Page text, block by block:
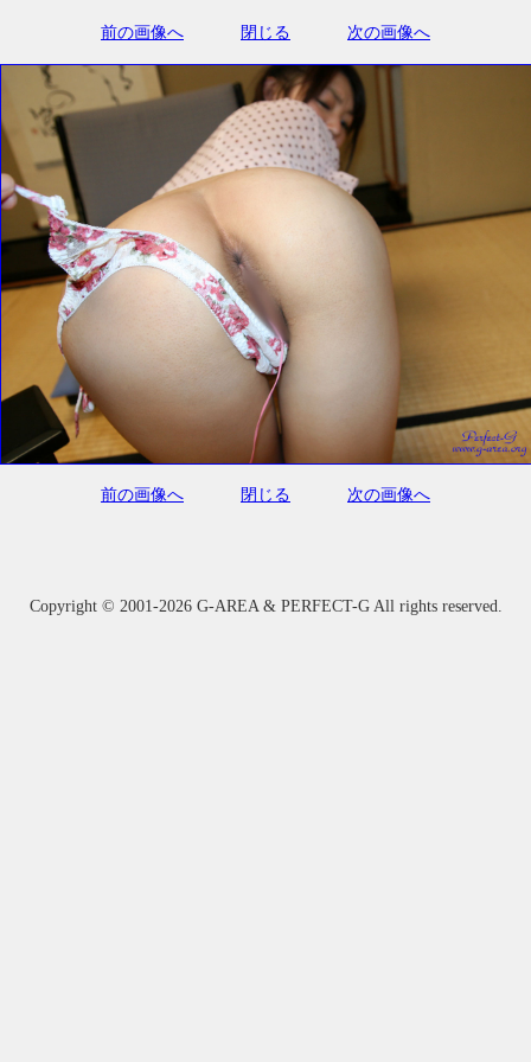
前の画像へ 閉じる 次の画像へ
前の画像へ 閉じる 次の画像へ
Copyright © 2001-2026 G-AREA & PERFECT-G All rights reserved.